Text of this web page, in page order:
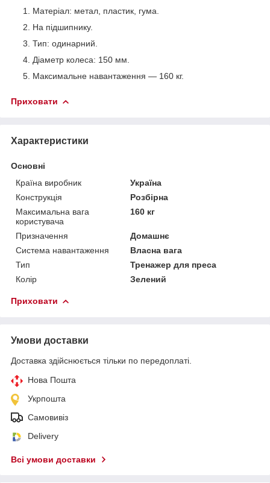
Матеріал: метал, пластик, гума.
На підшипнику.
Тип: одинарний.
Діаметр колеса: 150 мм.
Максимальне навантаження ― 160 кг.
Приховати
Характеристики
Основні
Країна виробник
Україна
Конструкція
Розбірна
Максимальна вага
користувача
160 кг
Призначення
Домашнє
Система навантаження
Власна вага
Тип
Тренажер для преса
Колір
Зелений
Приховати
Умови доставки
Доставка здійснюється тільки по передоплаті.
Нова Пошта
Укрпошта
Самовивіз
Delivery
Всі умови доставки